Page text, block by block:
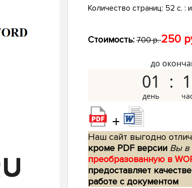
Количество страниц: 52 с. :
Стоимость: 700 р.250
до
01
+
Наш сайт выгодно
кроме PDF версии Вы в
преобразованную в
предоставляет
работе с документом